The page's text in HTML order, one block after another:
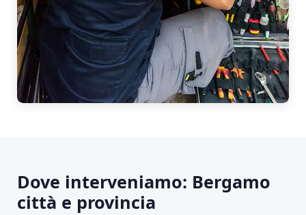
Dove interveniamo: Bergamo
città e provincia